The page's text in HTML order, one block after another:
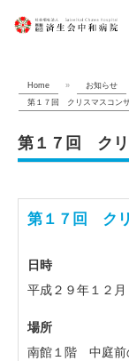
Home » お知らせ
第１７回 クリスマスコン
第１７回 クリ
第１７回 ク
日時
平成２９年１２
場所
南館１階 中庭前